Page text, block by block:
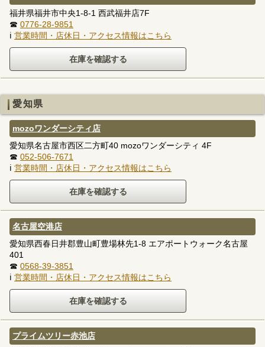
福井県福井市中央1-8-1 西武福井店7F
☎ 0776-28-9851
ℹ 営業時間・店休日・アクセス情報はこちら
愛知県
mozoワンダーシティ店
愛知県名古屋市西区二方町40 mozoワンダーシティ 4F
☎ 052-506-7671
ℹ 営業時間・店休日・アクセス情報はこちら
名古屋空港店
愛知県西春日井郡豊山町豊場林先1-8 エアポートウォーク名古屋
401
☎ 0568-39-3851
ℹ 営業時間・店休日・アクセス情報はこちら
プライムツリー赤池店